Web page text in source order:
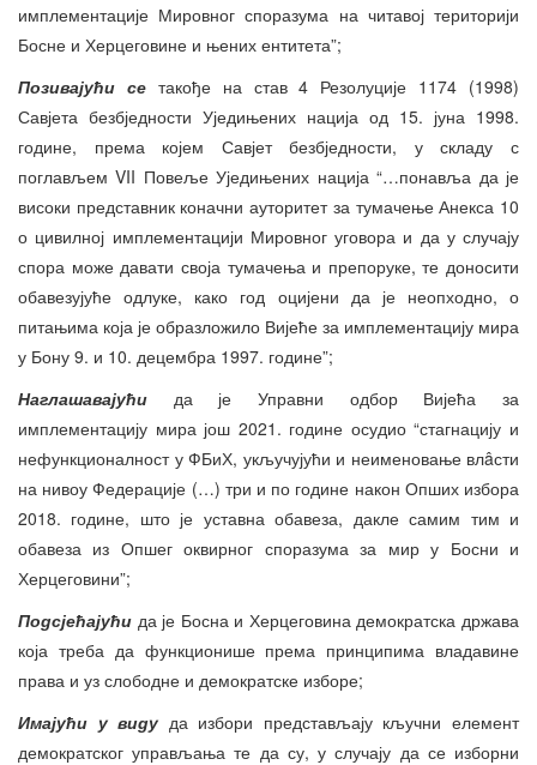
имплементације Мировног споразума на читавој територији
Босне и Херцеговине и њених ентитета”;
Позивајући сетакође на став 4 Резолуције 1174 (1998)
Савјета безбједности Уједињених нација од 15. јуна 1998.
године, према којем Савјет безбједности, у складу с
поглављем VII Повеље Уједињених нација “…понавља да је
високи представник коначни ауторитет за тумачење Анекса 10
о цивилној имплементацији Мировног уговора и да у случају
спора може давати своја тумачења и препоруке, те доносити
обавезујуће одлуке, како год оцијени да је неопходно, о
питањима која је образложило Вијеће за имплементацију мира
у Бону 9. и 10. децембра 1997. године”;
Наглашавајући да је Управни одбор Вијећа за
имплементацију мира још 2021. године осудио “стагнацију и
нефункционалност у ФБиХ, укључујући и неименовање влâсти
на нивоу Федерације (…) три и по године након Опших избора
2018. године, што је уставна обавеза, дакле самим тим и
обавеза из Опшег оквирног споразума за мир у Босни и
Херцеговини”;
Подсјећајући да је Босна и Херцеговина демократска држава
која треба да функционише према принципима владавине
права и уз слободне и демократске изборе;
Имајући у виду да избори представљају кључни елемент
демократског управљања те да су, у случају да се изборни